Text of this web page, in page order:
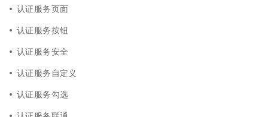
认证服务页面
认证服务按钮
认证服务安全
认证服务自定义
认证服务勾选